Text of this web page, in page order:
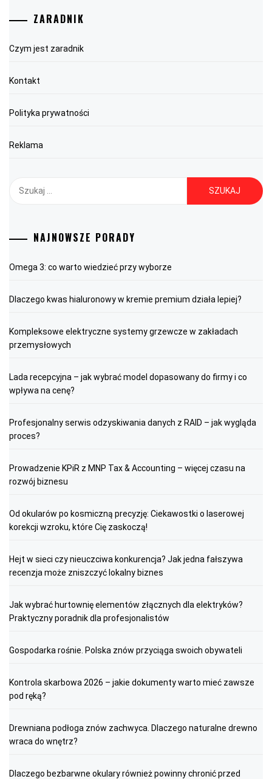
ZARADNIK
Czym jest zaradnik
Kontakt
Polityka prywatności
Reklama
NAJNOWSZE PORADY
Omega 3: co warto wiedzieć przy wyborze
Dlaczego kwas hialuronowy w kremie premium działa lepiej?
Kompleksowe elektryczne systemy grzewcze w zakładach
przemysłowych
Lada recepcyjna – jak wybrać model dopasowany do firmy i co
wpływa na cenę?
Profesjonalny serwis odzyskiwania danych z RAID – jak wygląda
proces?
Prowadzenie KPiR z MNP Tax & Accounting – więcej czasu na
rozwój biznesu
Od okularów po kosmiczną precyzję: Ciekawostki o laserowej
korekcji wzroku, które Cię zaskoczą!
Hejt w sieci czy nieuczciwa konkurencja? Jak jedna fałszywa
recenzja może zniszczyć lokalny biznes
Jak wybrać hurtownię elementów złącznych dla elektryków?
Praktyczny poradnik dla profesjonalistów
Gospodarka rośnie. Polska znów przyciąga swoich obywateli
Kontrola skarbowa 2026 – jakie dokumenty warto mieć zawsze
pod ręką?
Drewniana podłoga znów zachwyca. Dlaczego naturalne drewno
wraca do wnętrz?
Dlaczego bezbarwne okulary również powinny chronić przed